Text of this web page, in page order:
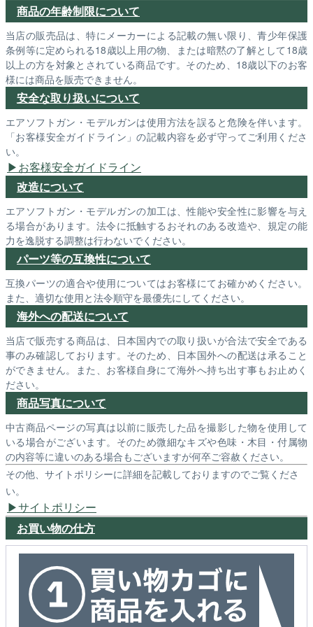
商品の年齢制限について
当店の販売品は、特にメーカーによる記載の無い限り、青少年保護
条例等に定められる18歳以上用の物、または暗黙の了解として18歳
以上の方を対象とされている商品です。そのため、18歳以下のお客
様には商品を販売できません。
安全な取り扱いについて
エアソフトガン・モデルガンは使用方法を誤ると危険を伴います。
「お客様安全ガイドライン」の記載内容を必ず守ってご利用くださ
い。
お客様安全ガイドライン
改造について
エアソフトガン・モデルガンの加工は、性能や安全性に影響を与え
る場合があります。法令に抵触するおそれのある改造や、規定の能
力を逸脱する調整は行わないでください。
パーツ等の互換性について
互換パーツの適合や使用についてはお客様にてお確かめください。
また、適切な使用と法令順守を最優先にしてください。
海外への配送について
当店で販売する商品は、日本国内での取り扱いが合法で安全である
事のみ確認しております。そのため、日本国外への配送は承ること
ができません。また、お客様自身にて海外へ持ち出す事もお止めく
ださい。
商品写真について
中古商品ページの写真は以前に販売した品を撮影した物を使用して
いる場合がございます。そのため微細なキズや色味・木目・付属物
の内容等に違いのある場合もございますが何卒ご容赦ください。
その他、サイトポリシーに詳細を記載しておりますのでご覧くださ
い。
サイトポリシー
お買い物の仕方